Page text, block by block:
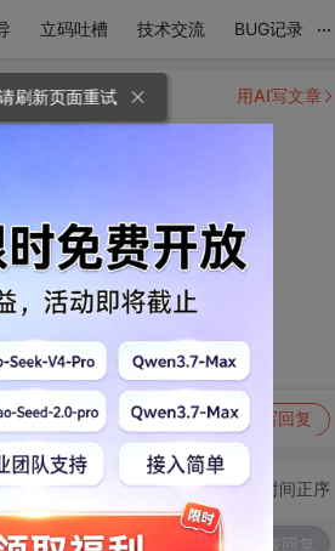
立码吐槽 技术交流 BUG记录 ...
写回复
用AI写文章
切换为时间正序
刷新页面重试